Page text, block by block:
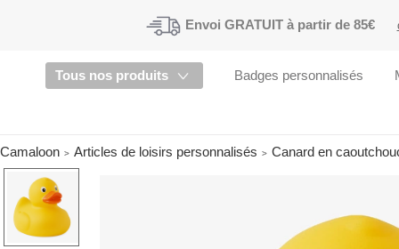
Envoi GRATUIT à partir de 85€
Tous nos produits Badges personnalisés
Camaloon Articles de loisirs personnalisés Canard en